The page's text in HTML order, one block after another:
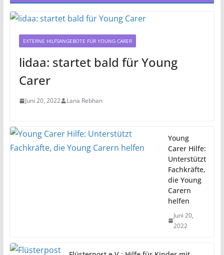
EXTERNE HILFSANGEBOTE FÜR YOUNG CARER
lidaa: startet bald für Young
Carer
Juni 20, 2022 Lana Rebhan
Young
Carer Hilfe:
Unterstützt
Fachkräfte,
die Young
Carern
helfen
Juni 20,
2022